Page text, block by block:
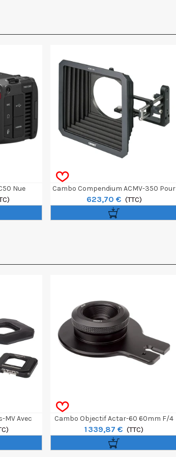
Nue
Cambo Compendium ACMV-350 Pour
Actus-MV
623,70 € (TTC)
MV Avec
Long
Cambo Objectif Actar-60 60mm F/4
Pour Chambre Actus
1 339,87 € (TTC)